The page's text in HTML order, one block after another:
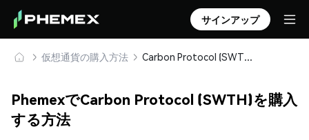
サインアップ
仮想通貨の購入方法 Carbon Protocol (SWTH) を安全に購入・保管
PhemexでCarbon Protocol (SWTH)を購入
する方法